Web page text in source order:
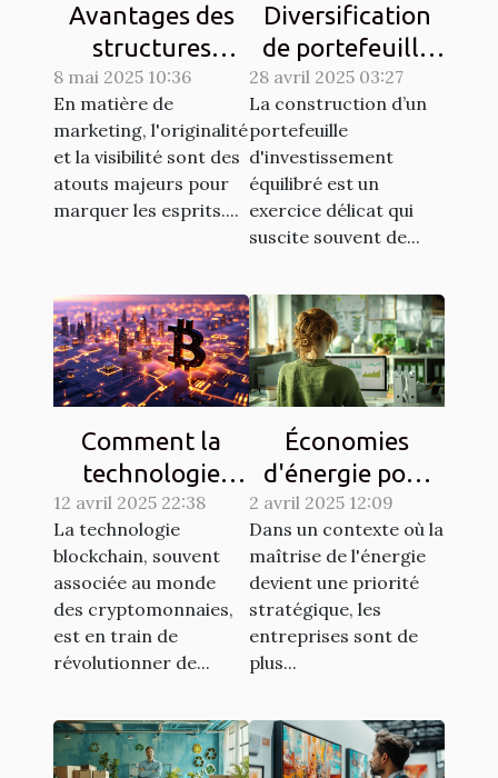
Avantages des
structures
gonflables
publicitaires
pour les
campagnes de
marketing
8 mai 2025 10:36
En matière de
marketing, l'originalité
et la visibilité sont des
atouts majeurs pour
marquer les esprits....
Diversification
de portefeuille
comment
équilibrer
risques et
rendements
28 avril 2025 03:27
La construction d’un
portefeuille
d'investissement
équilibré est un
exercice délicat qui
suscite souvent de...
Comment la
technologie
blockchain
transforme le
secteur bancaire
12 avril 2025 22:38
La technologie
blockchain, souvent
associée au monde
des cryptomonnaies,
est en train de
révolutionner de...
Économies
d'énergie pour
les entreprises
analyse des
méthodes
efficaces
2 avril 2025 12:09
Dans un contexte où la
maîtrise de l'énergie
devient une priorité
stratégique, les
entreprises sont de
plus...